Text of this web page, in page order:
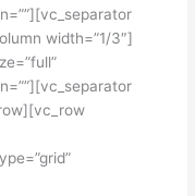
width=”1/3″]